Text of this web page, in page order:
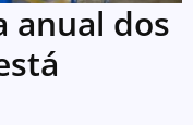
anual dos